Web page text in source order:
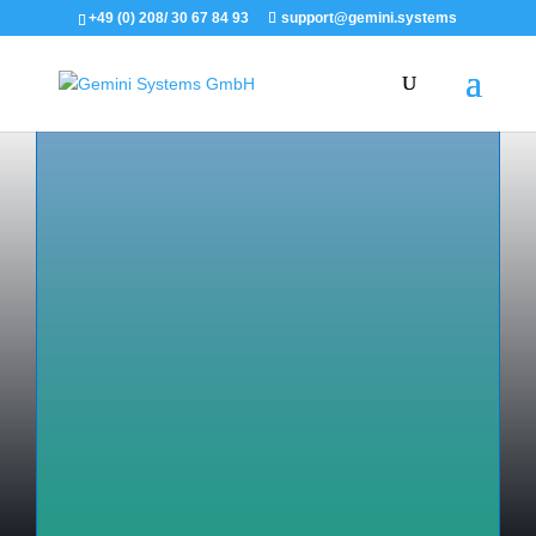
+49 (0) 208/ 30 67 84 93 support@gemini.systems